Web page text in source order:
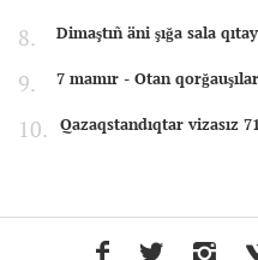
Dimaştıñ äni şığa sala
7 mamır - Otan
Qazaqstandıqtar vizasız